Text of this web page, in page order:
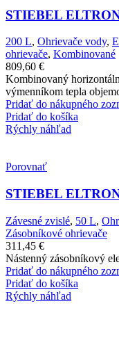
STIEBEL
200 L, Ohrievače vody,
ohrievače, Kombinované
809,60 €
Kombinovaný
výmenníkom tepla
Pridať do nákupného
Pridať do košíka
Rýchly náhľad
Porovnať
STIEBEL
Závesné zvislé, 50 L,
Zásobníkové ohrievače
311,45 €
Nástenný zásobníkový
Pridať do nákupného
Pridať do košíka
Rýchly náhľad